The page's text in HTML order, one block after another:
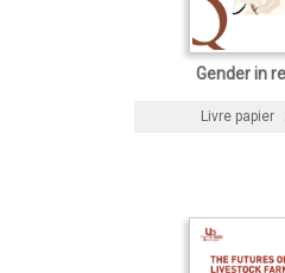
Gender in
Livre papier